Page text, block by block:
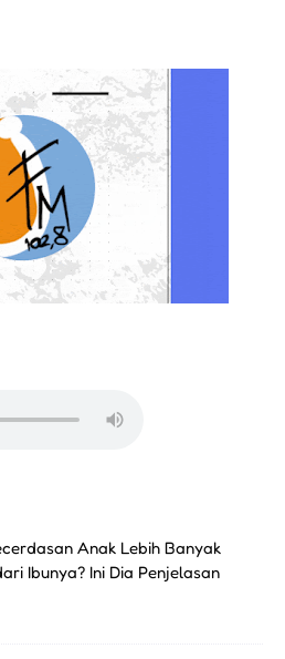
Anak Lebih Banyak
Ibunya? Ini Dia Penjelasan